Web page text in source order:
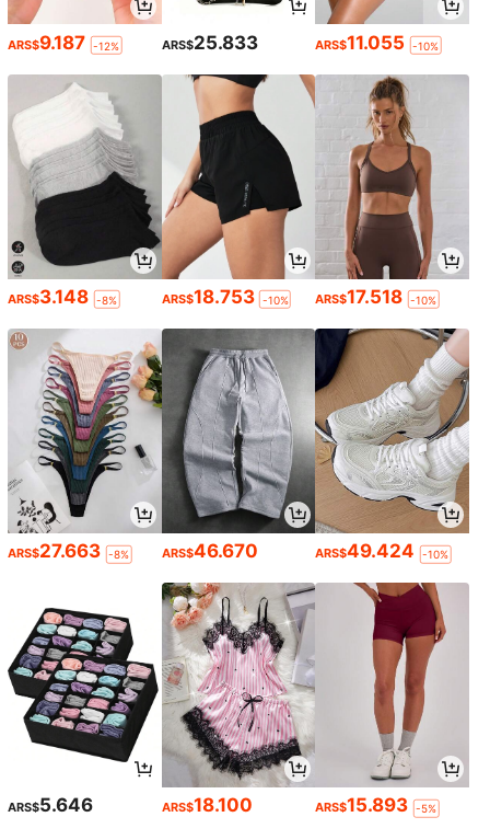
ARS$9.187 -12% ARS$25.833 ARS$11.055 -10%
ARS$3.148 -8% ARS$18.753 -10% ARS$17.518 -10%
ARS$27.663 -8% ARS$46.670 ARS$49.424 -10%
ARS$5.646 ARS$18.100 ARS$15.893 -5%